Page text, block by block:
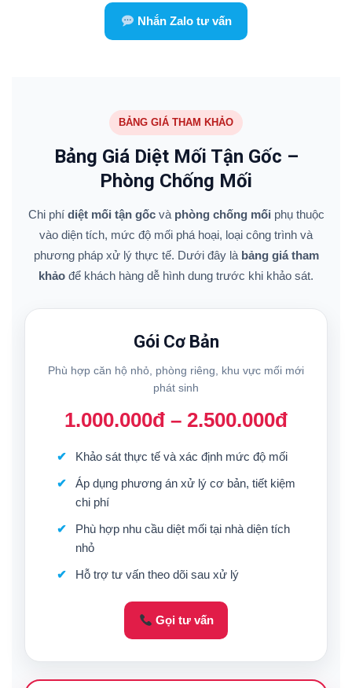
Nhắn Zalo tư vấn
BẢNG GIÁ THAM KHẢO
Bảng Giá Diệt Mối Tận Gốc –
Phòng Chống Mối
Chi phí diệt mối tận gốcvà phòng chống mối phụ thuộc
vào diện tích, mức độ mối phá hoại, loại công trình và
phương pháp xử lý thực tế. Dưới đây là bảng giá tham
khảo để khách hàng dễ hình dung trước khi khảo sát.
Gói Cơ Bản
Phù hợp căn hộ nhỏ, phòng riêng, khu vực mối mới
phát sinh
1.000.000đ – 2.500.000đ
Khảo sát thực tế và xác định mức độ mối
Áp dụng phương án xử lý cơ bản, tiết kiệm
chi phí
Phù hợp nhu cầu diệt mối tại nhà diện tích
nhỏ
Hỗ trợ tư vấn theo dõi sau xử lý
Gọi tư vấn